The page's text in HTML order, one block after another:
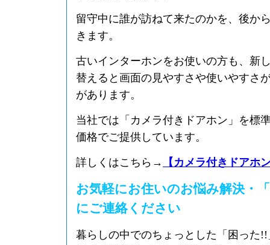
留守中に誰が訪ねて来たのかを、後か
きます。
古いインターホンをお使いの方も、新
替えると画面の見やすさや使いやすさ
があります。
当社では「カメラ付きドアホン」を標
価格でご提供しています。
詳しくはこちら→ 【カメラ付きドアホ
お気軽にお住いのお悩み解決・
にご連絡ください
暮らしの中でのちょっとした「困った